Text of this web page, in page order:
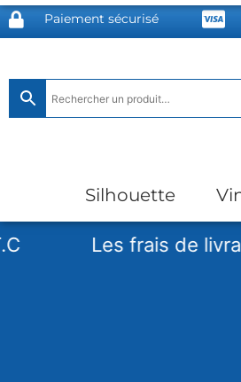
Paiement sécurisé
Silhouette
Les frais de